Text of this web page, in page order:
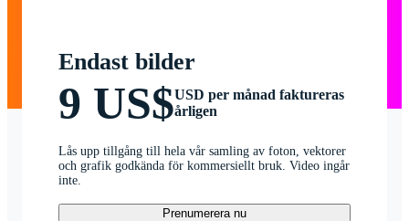
Endast bilder
9 US$USD per månad faktureras
årligen
Lås upp tillgång till hela vår samling av foton, vektorer
och grafik godkända för kommersiellt bruk. Video ingår
inte.
Prenumerera nu